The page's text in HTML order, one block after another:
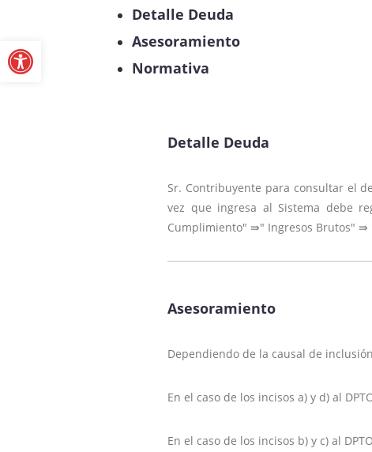
Abrir barra de herramientas